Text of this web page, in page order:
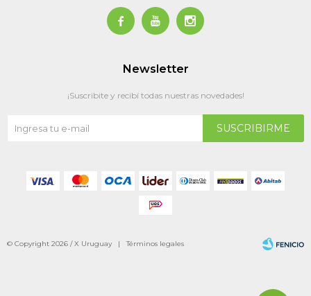
  
Newsletter
¡Suscribite y recibí todas nuestras novedades!
SUSCRIBIRME
© Copyright 2026 / X Uruguay |Términos legales